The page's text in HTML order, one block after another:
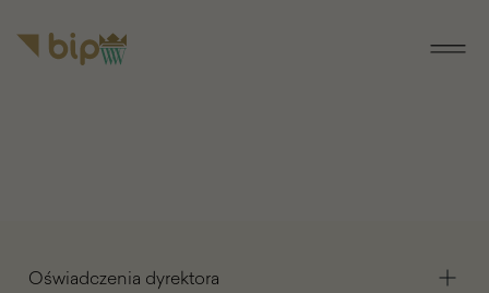
BIP
Oświadczenia dyrektora